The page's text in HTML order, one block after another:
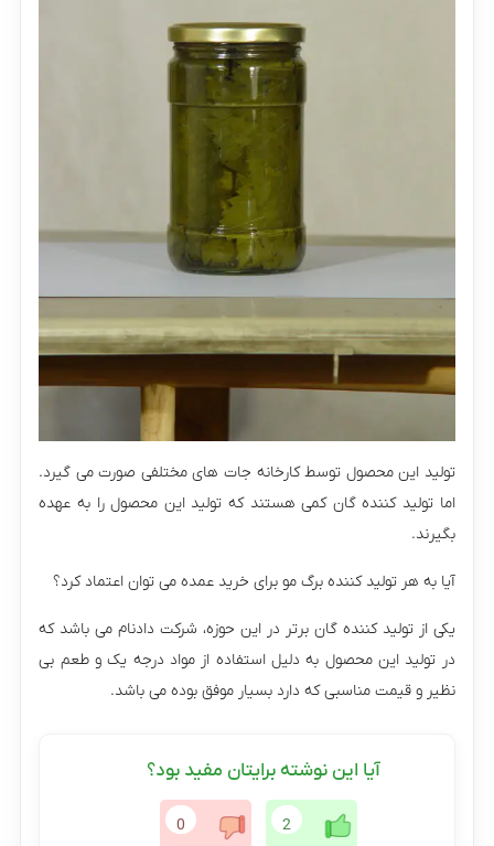
تولید این محصول توسط کارخانه جات های مختلفی صورت می گیرد.
اما تولید کننده گان کمی هستند که تولید این محصول را به عهده
بگیرند.
آیا به هر تولید کننده برگ مو برای خرید عمده می توان اعتماد کرد؟
یکی از تولید کننده گان برتر در این حوزه، شرکت دادنام می باشد که
در تولید این محصول به دلیل استفاده از مواد درجه یک و طعم بی
نظیر و قیمت مناسبی که دارد بسیار موفق بوده می باشد.
آیا این نوشته برایتان مفید بود؟
2
0